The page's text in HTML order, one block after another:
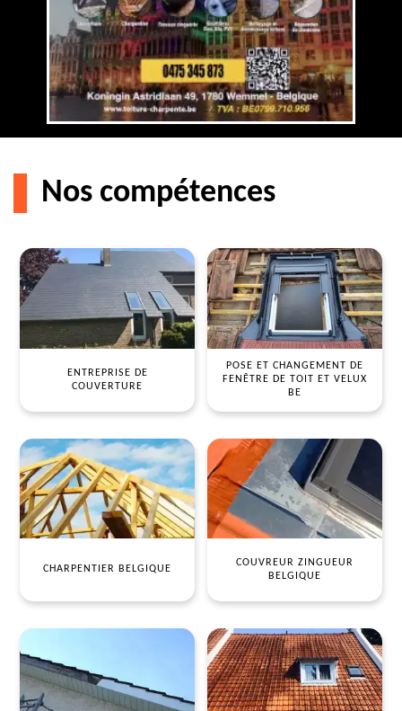
Nos compétences
ENTREPRISE DE
COUVERTURE
POSE ET CHANGEMENT DE
FENÊTRE DE TOIT ET VELUX
BE
CHARPENTIER BELGIQUE
COUVREUR ZINGUEUR
BELGIQUE